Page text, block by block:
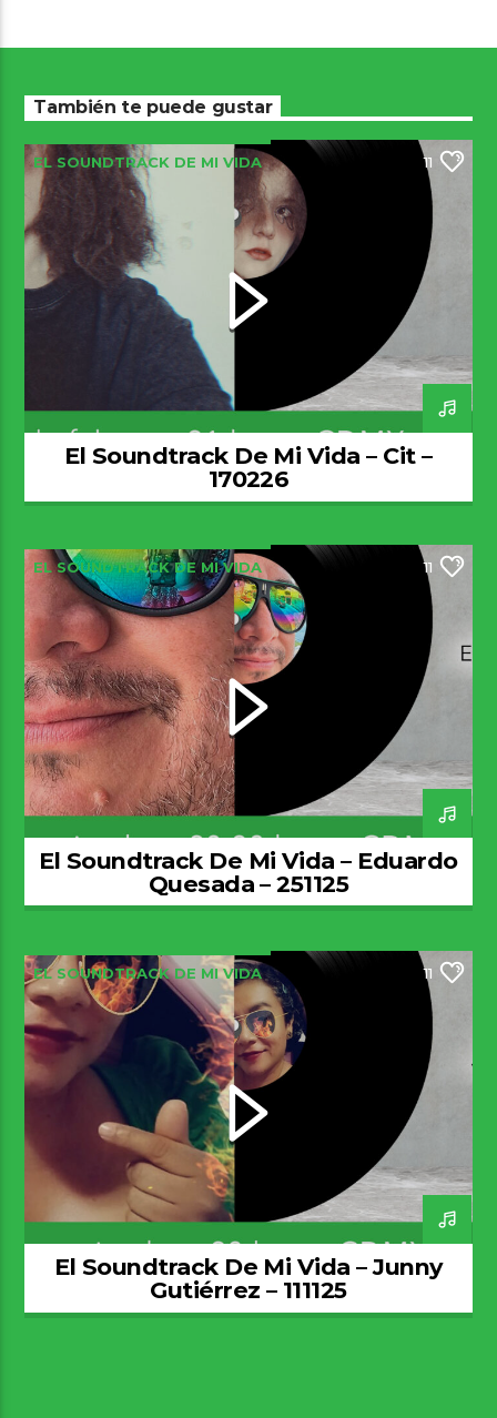
También te puede gustar
EL SOUNDTRACK DE MI VIDA 11
El Soundtrack De Mi Vida – Cit –
170226
EL SOUNDTRACK DE MI VIDA 11
El Soundtrack De Mi Vida – Eduardo
Quesada – 251125
EL SOUNDTRACK DE MI VIDA 11
El Soundtrack De Mi Vida – Junny
Gutiérrez – 111125